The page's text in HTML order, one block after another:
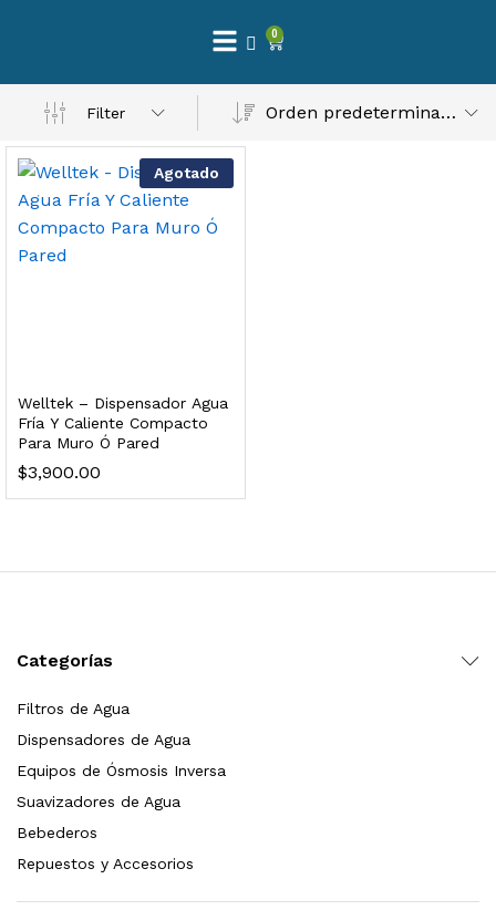
0
Filter Orden predeterminado
Agotado
Welltek – Dispensador Agua
Fría Y Caliente Compacto
Para Muro Ó Pared
$3,900.00
Categorías
Filtros de Agua
Dispensadores de Agua
Equipos de Ósmosis Inversa
Suavizadores de Agua
Bebederos
Repuestos y Accesorios
– Máxima Calidad En Filtración
3,900.00
al carrito
al carrito
Esterilizador UV 25 Watts 4 Pines
Cafetera (Cartucho de Repuesto)
2,899.00